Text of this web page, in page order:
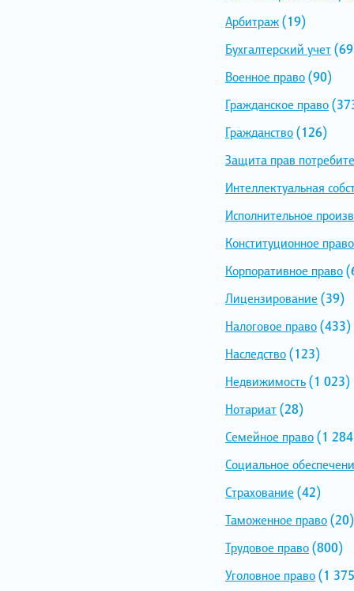
Арбитраж(19)
Бухгалтерский учет
Военное право(90)
Гражданское право
Гражданство(126)
Защита прав
Интеллектуальная
Исполнительное
Конституционное право
Корпоративное право
Лицензирование (39)
Налоговое право(433)
Наследство(123)
Недвижимость(1 023)
Нотариат(28)
Семейное право(1
Социальное
Страхование (42)
Таможенное право(20)
Трудовое право(800)
Уголовное право(1